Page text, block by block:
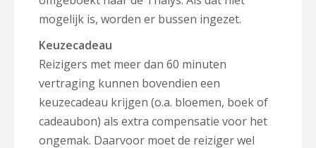
mogelijk is, worden er bussen ingezet.
Keuzecadeau
Reizigers met meer dan 60 minuten
vertraging kunnen bovendien een
keuzecadeau krijgen (o.a. bloemen, boek of
cadeaubon) als extra compensatie voor het
ongemak. Daarvoor moet de reiziger wel